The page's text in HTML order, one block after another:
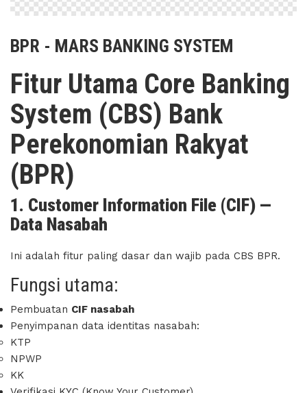
BPR - MARS BANKING SYSTEM
Fitur Utama Core Banking
System (CBS) Bank
Perekonomian Rakyat
(BPR)
1. Customer Information File (CIF) —
Data Nasabah
Ini adalah fitur paling dasar dan wajib pada CBS BPR.
Fungsi utama:
Pembuatan CIF nasabah
Penyimpanan data identitas nasabah:
KTP
NPWP
KK